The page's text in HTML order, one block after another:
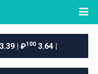
| ₽100 3.64 |